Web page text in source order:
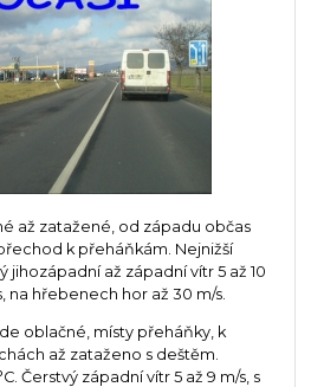
až zatažené, od západu občas
k přeháňkám. Nejnižší
jihozápadní až západní vítr 5 až 10
na hřebenech hor až 30 m/s.
oblačné, místy přeháňky, k
až zataženo s deštěm.
Čerstvý západní vítr 5 až 9 m/s, s